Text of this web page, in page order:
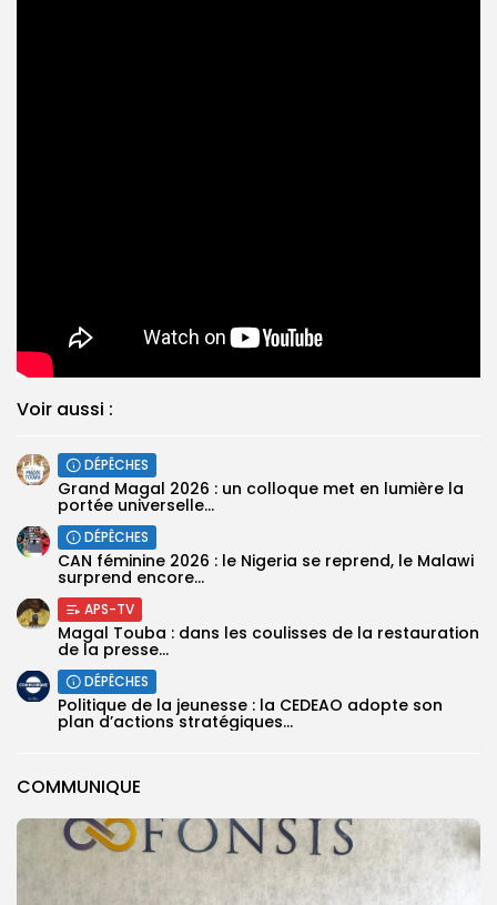
COMMUNIQUE
Voir aussi :
DÉPÊCHES
Grand Magal 2026 : un colloque met en lumière la
portée universelle...
DÉPÊCHES
‎CAN féminine 2026 : le Nigeria se reprend, le Malawi
surprend encore...
APS-TV
Magal Touba : dans les coulisses de la restauration
de la presse...
DÉPÊCHES
Politique de la jeunesse : la CEDEAO adopte son
plan d’actions stratégiques...